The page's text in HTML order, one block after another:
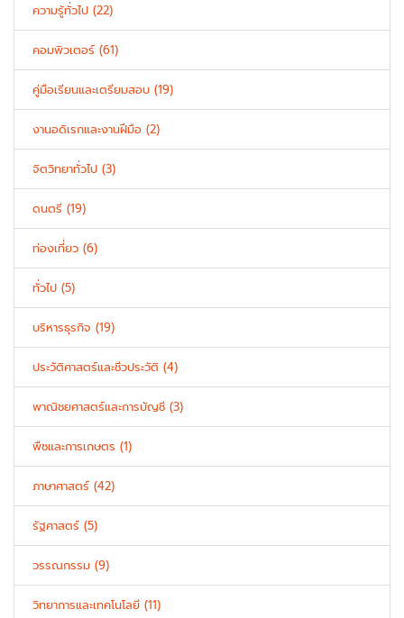
ความรู้ทั่วไป (22)
คอมพิวเตอร์ (61)
คู่มือเรียนและเตรียมสอบ (19)
งานอดิเรกและงานฝีมือ (2)
จิตวิทยาทั่วไป (3)
ดนตรี (19)
ท่องเที่ยว (6)
ทั่วไป (5)
บริหารธุรกิจ (19)
ประวัติศาสตร์และชีวประวัติ (4)
พาณิชยศาสตร์และการบัญชี (3)
พืชและการเกษตร (1)
ภาษาศาสตร์ (42)
รัฐศาสตร์ (5)
วรรณกรรม (9)
วิทยาการและเทคโนโลยี (11)